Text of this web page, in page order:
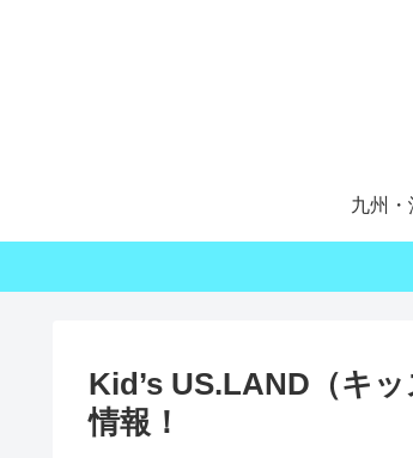
九州・
Kid’s US.LAND（キ
情報！